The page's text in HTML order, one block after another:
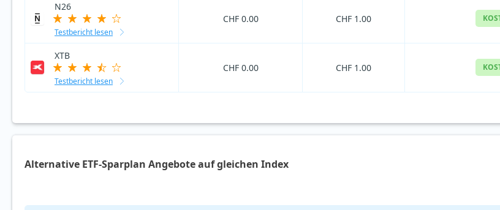
N26
Testbericht lesen
CHF 0.00 CHF 1.00
XTB
Testbericht lesen
CHF 0.00 CHF 1.00
Alternative ETF-Sparplan Angebote auf gleichen Index